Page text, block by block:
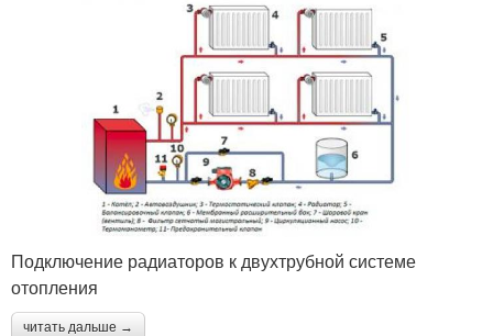
Подключение радиаторов к двухтрубной системе
отопления
читать дальше →